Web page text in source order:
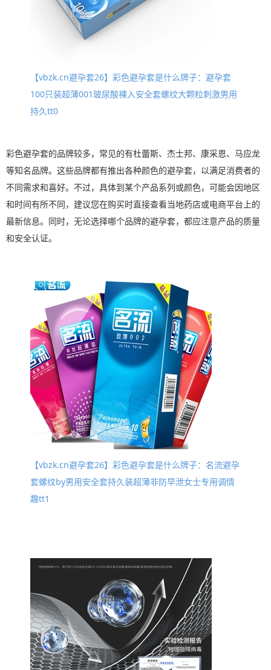
【vbzk.cn避孕套26】彩色避孕套是什么牌子：避孕套
100只装超薄001玻尿酸裸入安全套螺纹大颗粒刺激男用
持久tt0
彩色避孕套的品牌较多，常见的有杜蕾斯、杰士邦、康采恩、马应龙
等知名品牌。这些品牌都有推出各种颜色的避孕套，以满足消费者的
不同需求和喜好。不过，具体到某个产品系列或颜色，可能会因地区
和时间有所不同，建议您在购买时直接查看当地药店或电商平台上的
最新信息。同时，无论选择哪个品牌的避孕套，都应注意产品的质量
和安全认证。
【vbzk.cn避孕套26】彩色避孕套是什么牌子：名流避孕
套螺纹by男用安全套持久装超薄非防早泄女士专用调情
趣tt1